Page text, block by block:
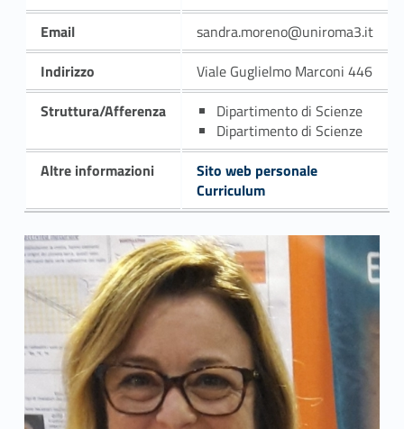
Email
sandra.moreno@uniroma3.it
Indirizzo
Viale Guglielmo Marconi 446
Struttura/Afferenza
Dipartimento di Scienze
Dipartimento di Scienze
Altre informazioni
Sito web personale
Curriculum